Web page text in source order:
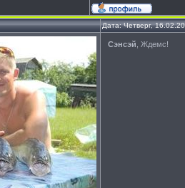
Дата: Четверг,
Сэнсэй , Ждемс!